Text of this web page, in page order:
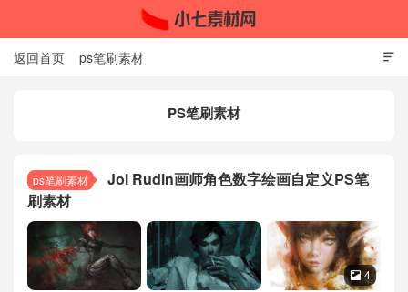

返回首页 ps笔刷素材
PS笔刷素材
ps笔刷素材
Joi Rudin画师角色数字绘画自定义PS笔
刷素材
 4